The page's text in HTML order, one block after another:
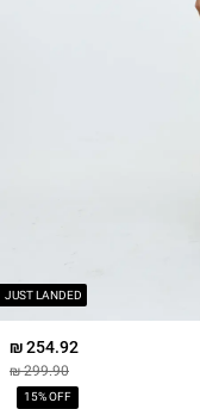
JUST LANDED
254.92 ₪
299.90 ₪
15% OFF